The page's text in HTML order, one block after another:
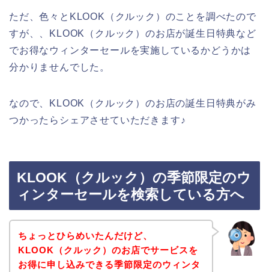
ただ、色々とKLOOK（クルック）のことを調べたので
すが、、KLOOK（クルック）のお店が誕生日特典など
でお得なウィンターセールを実施しているかどうかは
分かりませんでした。
なので、KLOOK（クルック）のお店の誕生日特典がみ
つかったらシェアさせていただきます♪
KLOOK（クルック）の季節限定のウ
ィンターセールを検索している方へ
ちょっとひらめいたんだけど、
KLOOK（クルック）のお店でサービスを
お得に申し込みできる季節限定のウィンタ